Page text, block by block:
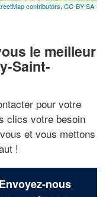
contributors, CC-BY-SA
le meilleur
Saint-
pour votre
clics votre besoin
et vous mettons
!
Envoyez-nous